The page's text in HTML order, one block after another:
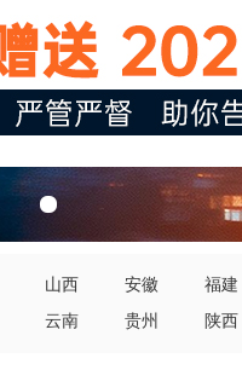
山西 安徽 福建
云南 贵州 陕西